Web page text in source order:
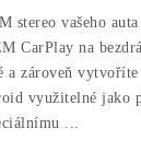
stereo vašeho
CarPlay na
a zároveň
využitelné jako
...